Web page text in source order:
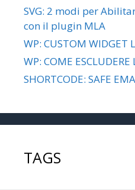
SVG: 2 modi per
con il plugin MLA
WP: CUSTOM WIDGET
WP: COME ESCLUDERE
SHORTCODE: SAFE
TAGS